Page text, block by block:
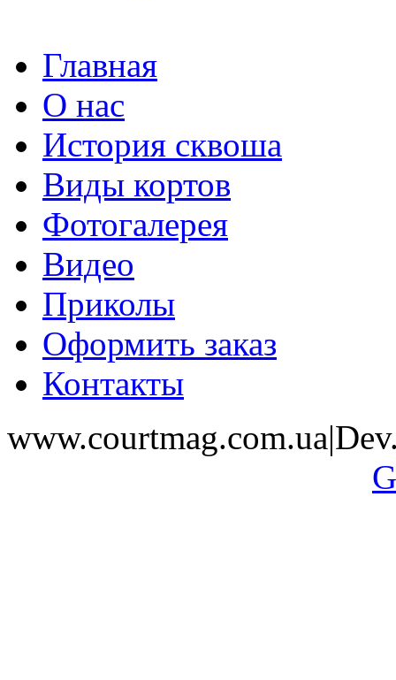
Главная
О нас
История сквоша
Виды кортов
Фотогалерея
Видео
Приколы
Оформить заказ
Контакты